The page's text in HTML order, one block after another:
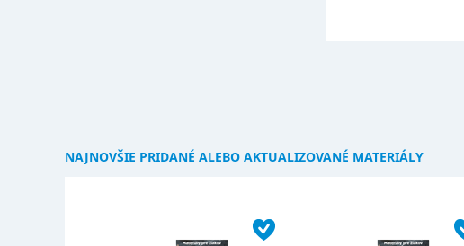
NAJNOVŠIE PRIDANÉ ALEBO AKTUALIZOVANÉ MATERIÁLY